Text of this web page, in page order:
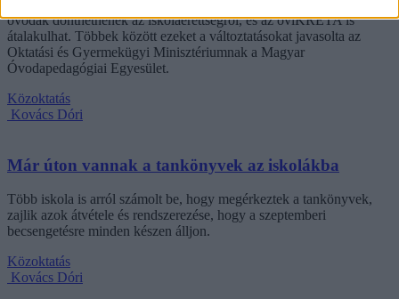
óvodák dönthetnének az iskolaérettségről, és az oviKRÉTA is
átalakulhat. Többek között ezeket a változtatásokat javasolta az
Oktatási és Gyermekügyi Minisztériumnak a Magyar
Óvodapedagógiai Egyesület.
Közoktatás
Kovács Dóri
Már úton vannak a tankönyvek az iskolákba
Több iskola is arról számolt be, hogy megérkeztek a tankönyvek,
zajlik azok átvétele és rendszerezése, hogy a szeptemberi
becsengetésre minden készen álljon.
Közoktatás
Kovács Dóri